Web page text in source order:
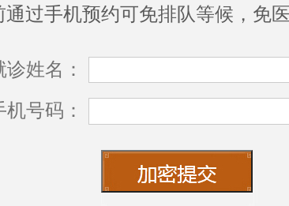
通过手机预约可免排队等候，免医
诊姓名：
机号码：